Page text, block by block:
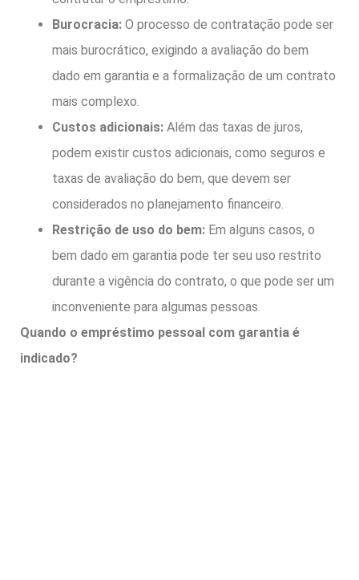
Burocracia: O processo de contratação pode ser
mais burocrático, exigindo a avaliação do bem
dado em garantia e a formalização de um contrato
mais complexo.
Custos adicionais: Além das taxas de juros,
podem existir custos adicionais, como seguros e
taxas de avaliação do bem, que devem ser
considerados no planejamento financeiro.
Restrição de uso do bem: Em alguns casos, o
bem dado em garantia pode ter seu uso restrito
durante a vigência do contrato, o que pode ser um
inconveniente para algumas pessoas.
Quando o empréstimo pessoal com garantia é
indicado?